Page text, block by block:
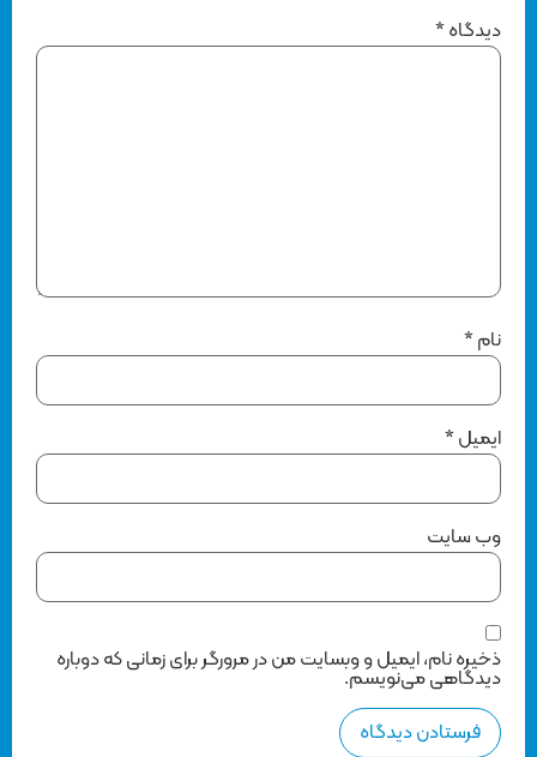
دیدگاه*
*
ایمیل*
وب‌ سایت
ذخیره نام، ایمیل و وبسایت من در مرورگر برای زمانی که دوباره
دیدگاهی می‌نویسم.